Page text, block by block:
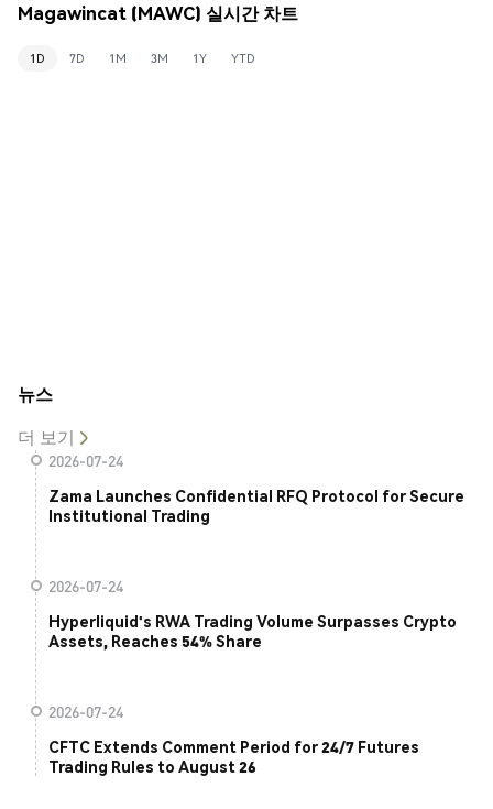
Magawincat (MAWC) 실시간 차트
1D 7D 1M 3M 1Y YTD
뉴스
더 보기
2026-07-24
Zama Launches Confidential RFQ Protocol for Secure
Institutional Trading
2026-07-24
Hyperliquid's RWA Trading Volume Surpasses Crypto
Assets, Reaches 54% Share
2026-07-24
CFTC Extends Comment Period for 24/7 Futures
Trading Rules to August 26